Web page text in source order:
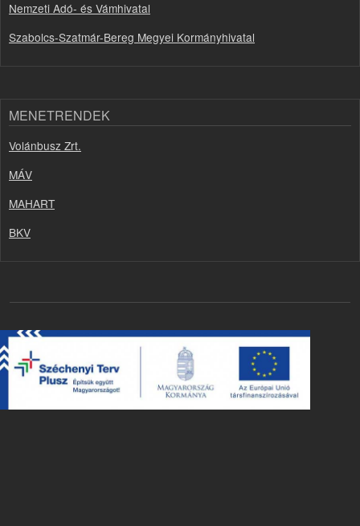
Nemzeti Adó- és Vámhivatal
Szabolcs-Szatmár-Bereg Megyei Kormányhivatal
MENETRENDEK
Volánbusz Zrt.
MÁV
MAHART
BKV